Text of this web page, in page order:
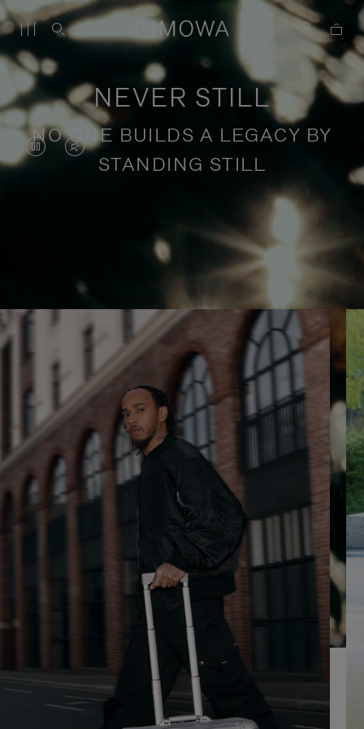
NEVER STILL
NO ONE BUILDS A LEGACY BY
STANDING STILL
IL
PAUSA,
PREMERE
PER
RIPRODURLO
IL
SILENZIATO,
PREMI
PER
ATTIVARE
LAUDIO
Storie di viaggi consapevoli